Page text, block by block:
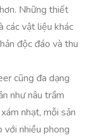
Những thiết
các vật liệu khác
độc đáo và thu
cũng đa dạng
như nâu trầm
nhạt, mỗi sản
với nhiều phong